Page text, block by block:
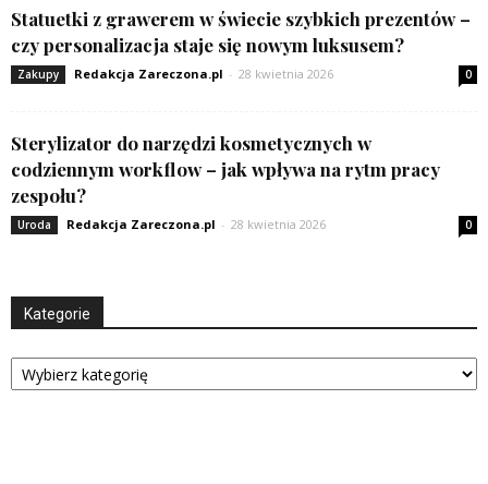
Statuetki z grawerem w świecie szybkich prezentów –
czy personalizacja staje się nowym luksusem?
Zakupy Redakcja Zareczona.pl - 28 kwietnia 2026 0
Sterylizator do narzędzi kosmetycznych w
codziennym workflow – jak wpływa na rytm pracy
zespołu?
Uroda Redakcja Zareczona.pl - 28 kwietnia 2026 0
Kategorie
Kategorie